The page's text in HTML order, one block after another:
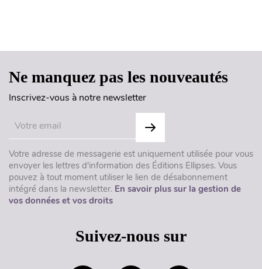
Ne manquez pas les nouveautés
Inscrivez-vous à notre newsletter
Votre adresse de messagerie est uniquement utilisée pour vous
envoyer les lettres d'information des Éditions Ellipses. Vous
pouvez à tout moment utiliser le lien de désabonnement
intégré dans la newsletter. En savoir plus sur la gestion de
vos données et vos droits
Suivez-nous sur